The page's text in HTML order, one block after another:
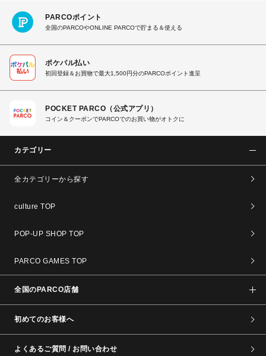
PARCOポイント
全国のPARCOやONLINE PARCOで貯まる＆使える
ポケパル払い
初回登録＆お買物で最大1,500円分のPARCOポイント進呈
POCKET PARCO（公式アプリ）
コイン＆クーポンでPARCOでのお買い物がオトクに
カテゴリー
全カテゴリーから探す
culture TOP
POP-UP SHOP TOP
PARCO GAMES TOP
全国のPARCO店舗
初めてのお客様へ
よくあるご質問 / お問い合わせ